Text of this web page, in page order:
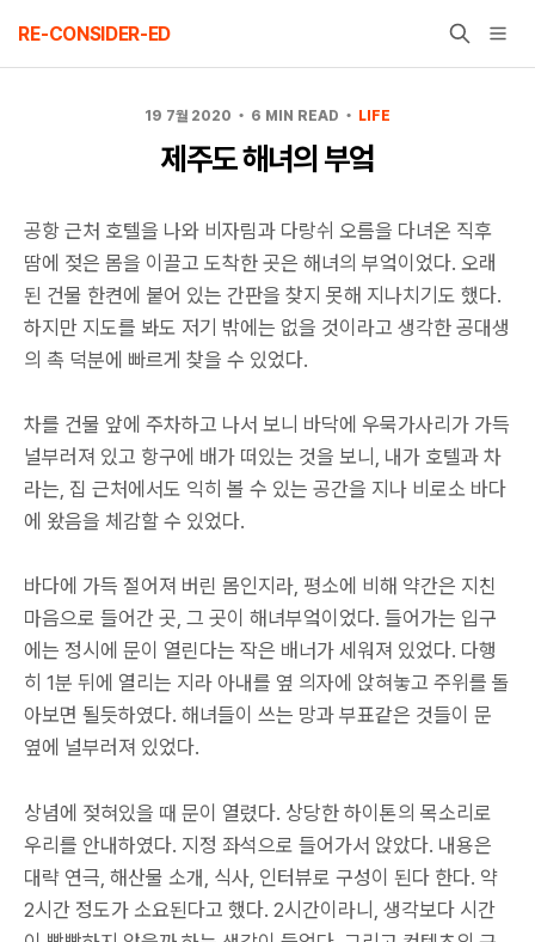
Skip
RE-CONSIDER-ED
19 7월 2020 6 MIN READ LIFE
제주도 해녀의 부엌
공항 근처 호텔을 나와 비자림과 다랑쉬 오름을 다녀온 직후
땀에 젖은 몸을 이끌고 도착한 곳은 해녀의 부엌이었다. 오래
된 건물 한켠에 붙어 있는 간판을 찾지 못해 지나치기도 했다.
하지만 지도를 봐도 저기 밖에는 없을 것이라고 생각한 공대생
의 촉 덕분에 빠르게 찾을 수 있었다.
차를 건물 앞에 주차하고 나서 보니 바닥에 우묵가사리가 가득
널부러져 있고 항구에 배가 떠있는 것을 보니, 내가 호텔과 차
라는, 집 근처에서도 익히 볼 수 있는 공간을 지나 비로소 바다
에 왔음을 체감할 수 있었다.
바다에 가득 절어져 버린 몸인지라, 평소에 비해 약간은 지친
마음으로 들어간 곳, 그 곳이 해녀부엌이었다. 들어가는 입구
에는 정시에 문이 열린다는 작은 배너가 세워져 있었다. 다행
히 1분 뒤에 열리는 지라 아내를 옆 의자에 앉혀놓고 주위를 돌
아보면 될듯하였다. 해녀들이 쓰는 망과 부표같은 것들이 문
옆에 널부러져 있었다.
상념에 젖혀있을 때 문이 열렸다. 상당한 하이톤의 목소리로
우리를 안내하였다. 지정 좌석으로 들어가서 앉았다. 내용은
대략 연극, 해산물 소개, 식사, 인터뷰로 구성이 된다 한다. 약
2시간 정도가 소요된다고 했다. 2시간이라니, 생각보다 시간